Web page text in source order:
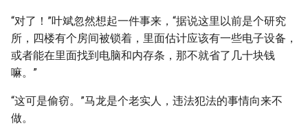
“对了！”叶斌忽然想起一件事来，“据说这里以前是个研究
所，四楼有个房间被锁着，里面估计应该有一些电子设备，
或者能在里面找到电脑和内存条，那不就省了几十块钱
嘛。”
“这可是偷窃。”马龙是个老实人，违法犯法的事情向来不
做。